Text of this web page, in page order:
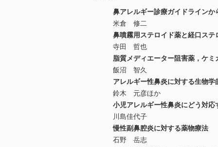
鼻アレルギー診療ガイドライン
米倉 修二
鼻噴霧用ステロイド薬と経口ス
寺田 哲也
脂質メディエーター阻害薬，ケ
飯沼 智久
アレルギー性鼻炎に対する生物学
鈴木 元彦ほか
小児アレルギー性鼻炎にどう対応
川島佳代子
慢性副鼻腔炎に対する薬物療法
石野 岳志